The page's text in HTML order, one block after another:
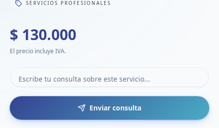
SERVICIOS PROFESIONALES
$ 130.000
El precio incluye IVA.
Enviar consulta